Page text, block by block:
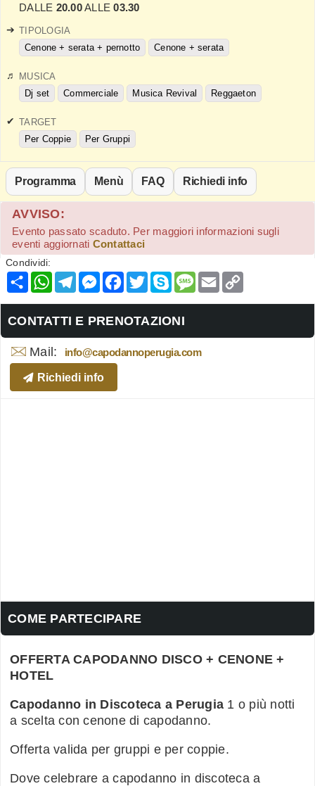
DALLE 20.00ALLE03.30
TIPOLOGIA
Cenone + serata + pernotto
Cenone + serata
MUSICA
Dj set
Commerciale Musica Revival Reggaeton
TARGET
Per Coppie
Per Gruppi
Programma Menù FAQ Richiedi info
AVVISO:
Evento passato scaduto. Per maggiori informazioni sugli
eventi aggiornati Contattaci
Condividi:
Condividi
WhatsApp
Telegram
Messenger
Facebook
TwitterSkypeMessage
Email
CONTATTI E PRENOTAZIONI
Mail: info@capodannoperugia.com
Richiedi info
COME PARTECIPARE
OFFERTA CAPODANNO DISCO + CENONE +
HOTEL
Capodanno in Discoteca a Perugia 1 o più notti
a scelta con cenone di capodanno.
Offerta valida per gruppi e per coppie.
Dove celebrare a capodanno in discoteca a